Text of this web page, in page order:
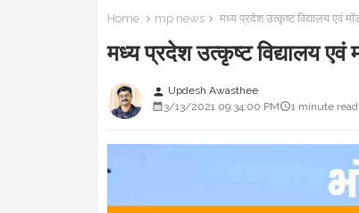
Home mp news मध्य प्रदेश उत्कृष्ट विद्यालय एवं
मध्य प्रदेश उत्कृष्ट विद्यालय
person Updesh Awasthee
3/13/2021 09:34:00 PM
1 minute read